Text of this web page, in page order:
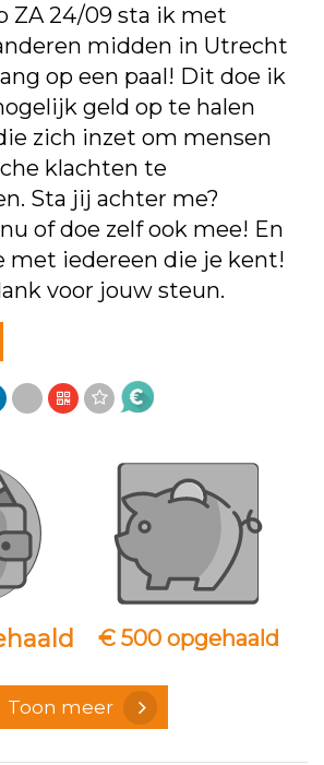
ZA 24/09 sta ik met
midden in Utrecht
op een paal! Dit doe ik
geld op te halen
zich inzet om mensen
klachten te
Sta jij achter me?
of doe zelf ook mee! En
met iedereen die je kent!
voor jouw steun.
€ 500 opgehaald
Toon meer